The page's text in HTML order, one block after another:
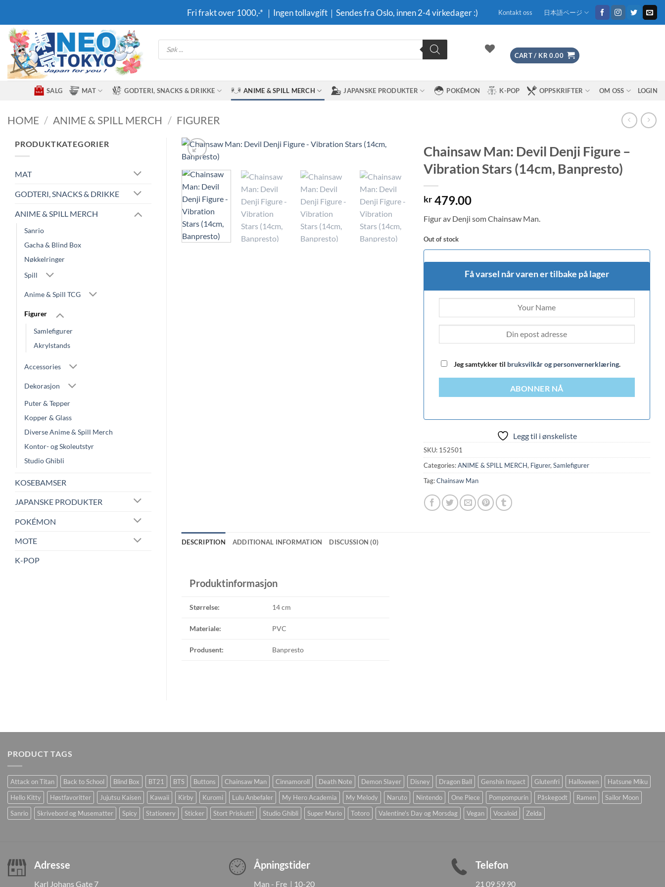
content
Fri frakt over 1000,-* ｜Ingen tollavgift｜Sendes fra Oslo, innen 2-4 virkedager :) Kontakt oss 日本語ページ
Products
search
CART / KR 0.00
SALG MAT GODTERI, SNACKS & DRIKKE ANIME & SPILL MERCH JAPANSKE PRODUKTER POKÉMON K-POP OPPSKRIFTER OM OSS LOGIN
HOME / ANIME & SPILL MERCH / FIGURER
PRODUKTKATEGORIER
MAT
GODTERI, SNACKS & DRIKKE
ANIME & SPILL MERCH
Sanrio
Gacha & Blind Box
Nøkkelringer
Spill
Anime & Spill TCG
Figurer
Samlefigurer
Akrylstands
Accessories
Dekorasjon
Puter & Tepper
Kopper & Glass
Diverse Anime & Spill Merch
Kontor- og Skoleutstyr
Studio Ghibli
KOSEBAMSER
JAPANSKE PRODUKTER
POKÉMON
MOTE
K-POP
ønskeliste
Chainsaw Man: Devil Denji Figure –
Vibration Stars (14cm, Banpresto)
kr479.00
Figur av Denji som Chainsaw Man.
Out of stock
Få varsel når varen er tilbake på lager
Jeg samtykker til bruksvilkår og personvernerklæring.
ABONNER NÅ
Legg til i ønskeliste
SKU: 152501
Categories:ANIME & SPILL MERCH, Figurer,Samlefigurer
Tag:Chainsaw Man
DESCRIPTION ADDITIONAL INFORMATION DISCUSSION (0)
Produktinformasjon
Størrelse: 14 cm
Materiale: PVC
Produsent: Banpresto
PRODUCT TAGS
Attack on Titan Back to School Blind Box BT21 BTS Buttons Chainsaw Man Cinnamoroll Death Note Demon Slayer Disney Dragon Ball Genshin Impact Glutenfri Halloween
Hatsune Miku
Hello Kitty
Høstfavoritter Jujutsu Kaisen Kawaii Kirby Kuromi Lulu Anbefaler My Hero Academia My Melody Naruto Nintendo One Piece Pompompurin Påskegodt Ramen
Sailor Moon
Sanrio
Skrivebord og Musematter Spicy Stationery Sticker Stort Priskutt! Studio Ghibli Super Mario Totoro Valentine's Day og Morsdag Vegan Vocaloid Zelda
Adresse
Karl Johans Gate 7
Åpningstider
Man - Fre | 10-20
Telefon
21 09 59 90